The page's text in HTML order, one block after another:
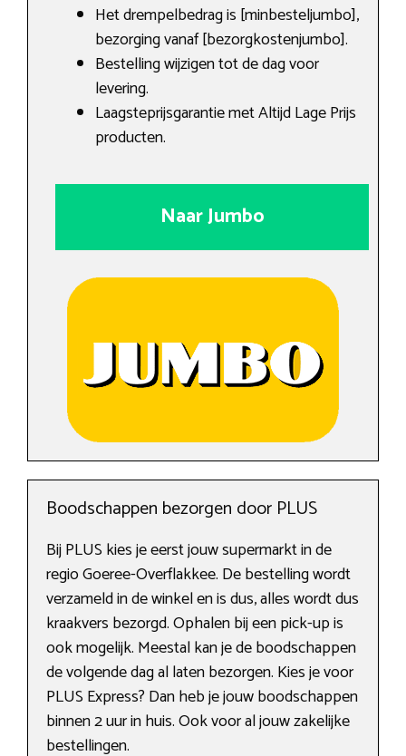
Het drempelbedrag is [minbesteljumbo],
bezorging vanaf [bezorgkostenjumbo].
Bestelling wijzigen tot de dag voor
levering.
Laagsteprijsgarantie met Altijd Lage Prijs
producten.
Naar Jumbo
Boodschappen bezorgen door PLUS
Bij PLUS kies je eerst jouw supermarkt in de
regio Goeree-Overflakkee. De bestelling wordt
verzameld in de winkel en is dus, alles wordt dus
kraakvers bezorgd. Ophalen bij een pick-up is
ook mogelijk. Meestal kan je de boodschappen
de volgende dag al laten bezorgen. Kies je voor
PLUS Express? Dan heb je jouw boodschappen
binnen 2 uur in huis. Ook voor al jouw zakelijke
bestellingen.